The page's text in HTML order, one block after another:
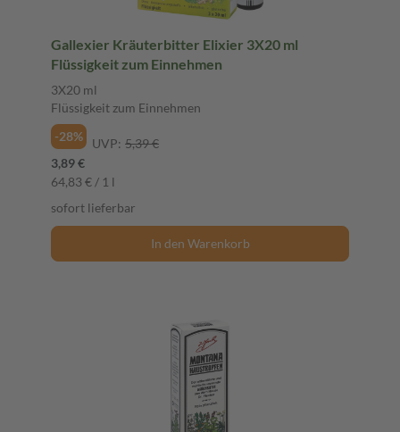
Gallexier Kräuterbitter Elixier 3X20 ml
Flüssigkeit zum Einnehmen
3X20 ml
Flüssigkeit zum Einnehmen
-28%
UVP: 5,39 €
3,89 €
64,83 € / 1 l
sofort lieferbar
In den Warenkorb